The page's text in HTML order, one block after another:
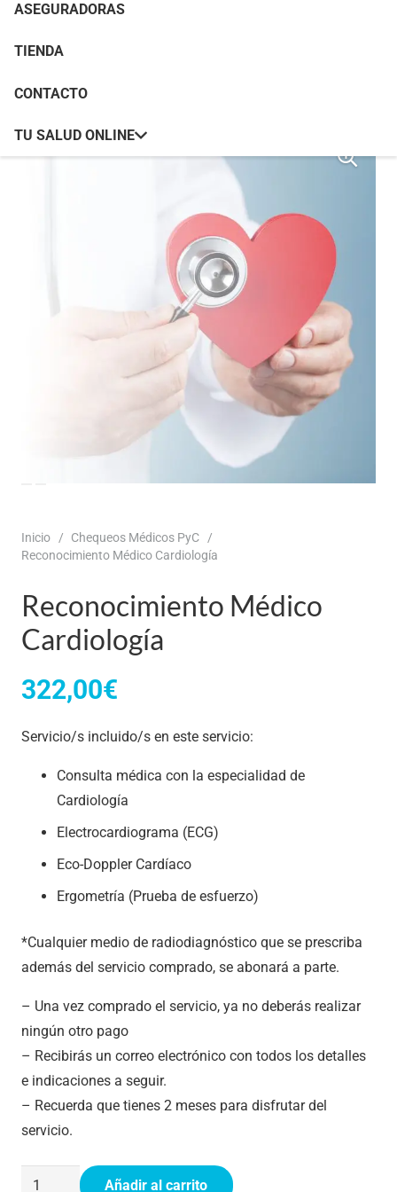
ASEGURADORAS
TIENDA
CONTACTO
TU SALUD ONLINE
Portada»Tienda
Cardiología
Inicio / Chequeos Médicos PyC /
Reconocimiento Médico Cardiología
Reconocimiento Médico
Cardiología
322,00€
Servicio/s incluido/s en este servicio:
Consulta médica con la especialidad de
Cardiología
Electrocardiograma (ECG)
Eco-Doppler Cardíaco
Ergometría (Prueba de esfuerzo)
*Cualquier medio de radiodiagnóstico que se prescriba
además del servicio comprado, se abonará a parte.
– Una vez comprado el servicio, ya no deberás realizar
ningún otro pago
– Recibirás un correo electrónico con todos los detalles
e indicaciones a seguir.
– Recuerda que tienes 2 meses para disfrutar del
servicio.
Reconocimiento
Añadir al carrito